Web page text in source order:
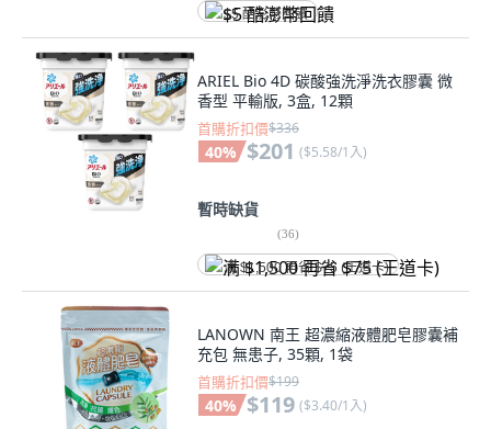
$5 酷澎幣回饋
ARIEL Bio 4D 碳酸強洗淨洗衣膠囊 微
香型 平輸版, 3盒, 12顆
首購折扣價$336
40% $201 ($5.58/1入)
暫時缺貨
(36)
满 $1,500 再省 $75 (王道卡)
LANOWN 南王 超濃縮液體肥皂膠囊補
充包 無患子, 35顆, 1袋
首購折扣價$199
40% $119 ($3.40/1入)